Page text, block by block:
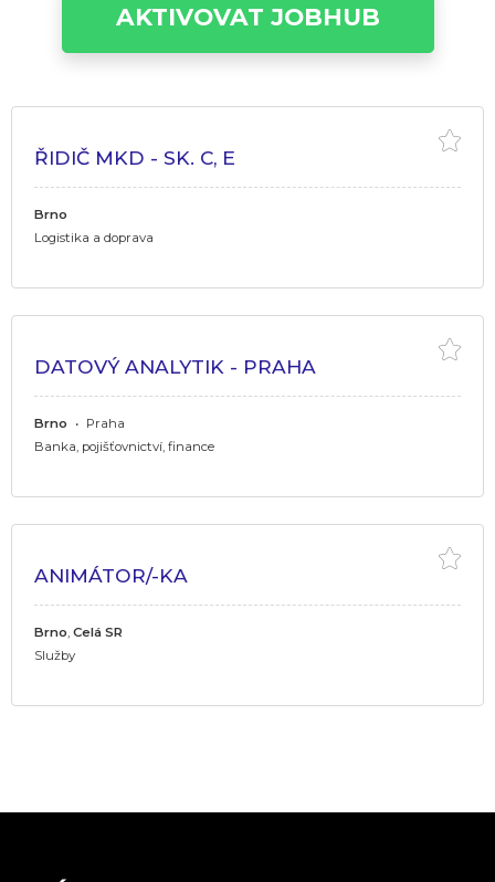
AKTIVOVAT JOBHUB
ŘIDIČ MKD - SK. C, E
Brno
Logistika a doprava
DATOVÝ ANALYTIK - PRAHA
Brno • Praha
Banka, pojišťovnictví, finance
ANIMÁTOR/-KA
Brno Celá SR
Služby